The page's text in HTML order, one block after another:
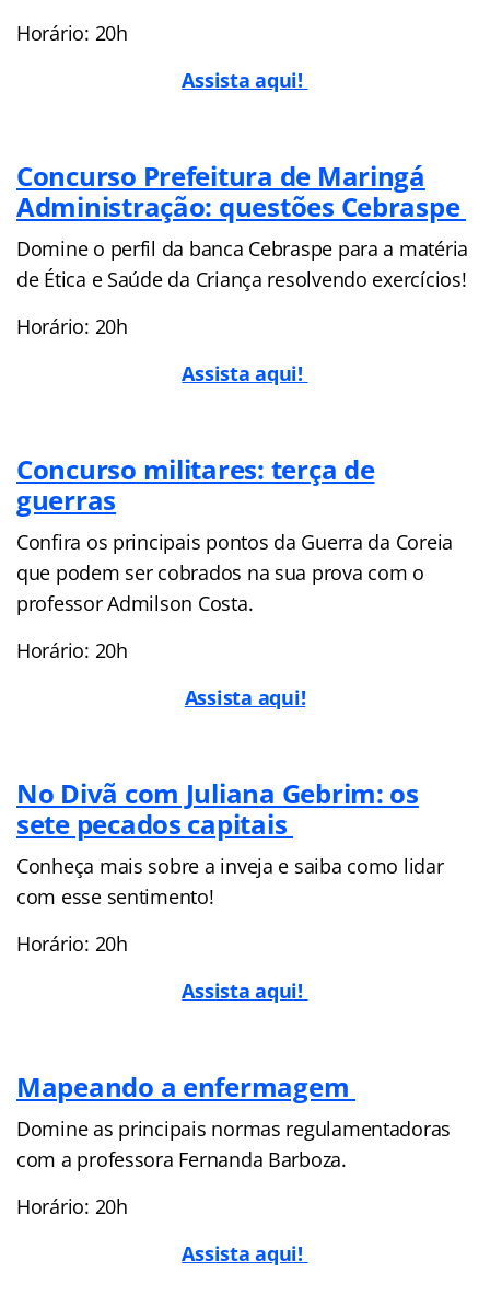
Horário: 20h
Assista aqui!
Concurso Prefeitura de Maringá
Administração: questões Cebraspe
Domine o perfil da banca Cebraspe para a matéria
de Ética e Saúde da Criança resolvendo exercícios!
Horário: 20h
Assista aqui!
Concurso militares: terça de
guerras
Confira os principais pontos da Guerra da Coreia
que podem ser cobrados na sua prova com o
professor Admilson Costa.
Horário: 20h
Assista aqui!
No Divã com Juliana Gebrim: os
sete pecados capitais
Conheça mais sobre a inveja e saiba como lidar
com esse sentimento!
Horário: 20h
Assista aqui!
Mapeando a enfermagem
Domine as principais normas regulamentadoras
com a professora Fernanda Barboza.
Horário: 20h
Assista aqui!